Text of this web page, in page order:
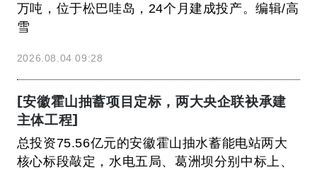
万吨，位于松巴哇岛，24个月建成投产。编辑/高
雪
2026.08.04 09:28
[安徽霍山抽蓄项目定标，两大央企联袂承建
主体工程]
总投资75.56亿元的安徽霍山抽水蓄能电站两大
核心标段敲定，水电五局、葛洲坝分别中标上、